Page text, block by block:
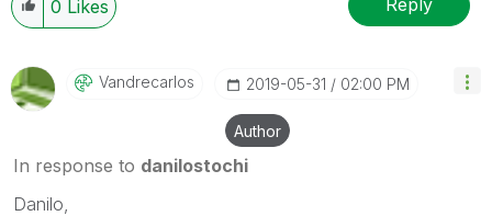
0 Likes Reply
Vandrecarlos ‎2019-05-31 02:00 PM
Author
In response to danilostochi
Danilo,